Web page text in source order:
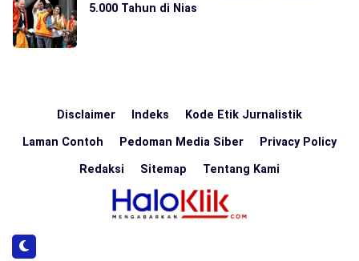
5.000 Tahun di Nias
Disclaimer Indeks Kode Etik Jurnalistik
Laman Contoh Pedoman Media Siber Privacy Policy
Redaksi Sitemap Tentang Kami